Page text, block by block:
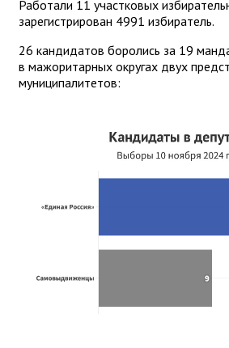
Работали 11 участковых
зарегистрирован 4991 избиратель.
26 кандидатов боролись за 19
в мажоритарных округах двух
муниципалитетов: